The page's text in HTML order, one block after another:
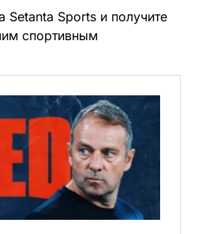
Setanta Sports и получите
спортивным